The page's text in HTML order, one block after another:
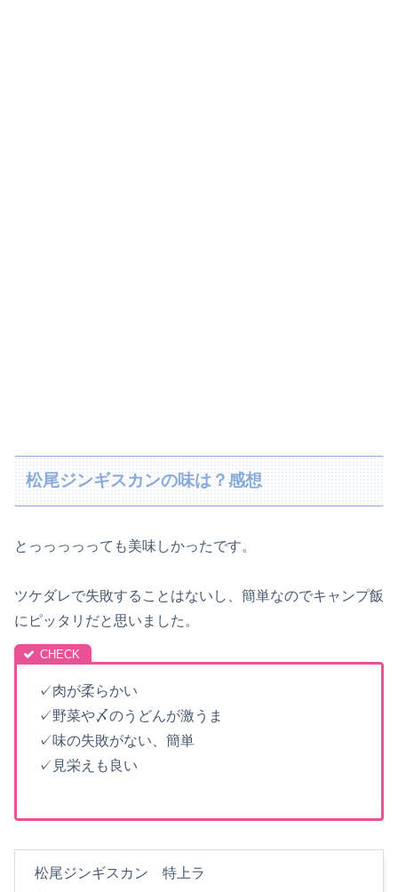
松尾ジンギスカンの味は？感想
とっっっっっても美味しかったです。
ツケダレで失敗することはないし、簡単なのでキャンプ飯
にピッタリだと思いました。
✓肉が柔らかい
✓野菜や〆のうどんが激うま
✓味の失敗がない、簡単
✓見栄えも良い
松尾ジンギスカン 特上ラ